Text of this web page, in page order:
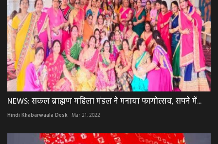
NEWS: सकल ब्राह्मण महिला मंडल ने मनाया फागोत्सव, सपने में...
Hindi Khabarwaala Desk Mar 21, 2022